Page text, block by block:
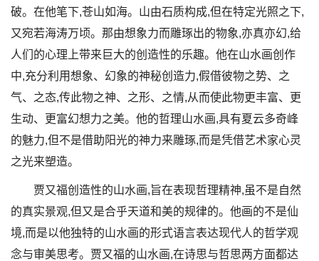
破。在他笔下,苍山如海。山由石质构成,但在特定光照之下,
又宛若海涛万顷。那由想象力而雕琢出的物象,亦真亦幻,给
人们的心理上带来巨大的创造性的乐趣。他在山水画创作
中,充分利用想象、幻象的神秘创造力,假借彼物之势、之
气、之态,传此物之神、之形、之情,从而使此物更丰富、更
生动、更富幻想力之美。他的哲理山水画,具有夏云多奇峰
的魅力,但不是借助阳光的神力来雕琢,而是凭借艺术家心灵
之光来塑造。
贾又福创造性的山水画,旨在表现哲理精神,虽不是自然
的真实景观,但又是合乎天道和美的规律的。他画的不是仙
境,而是以他独特的山水画的形式语言表达现代人的哲学观
念与审美思考。贾又福的山水画,在诗思与哲思两方面都达